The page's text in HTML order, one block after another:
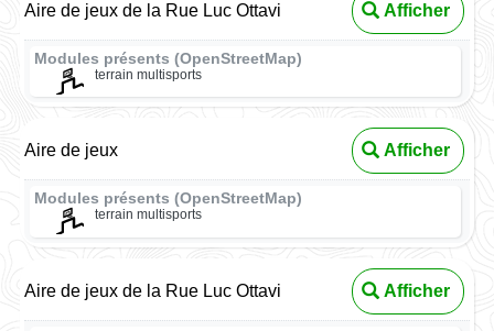
Aire de jeux de la Rue Luc Ottavi Afficher
Modules présents (OpenStreetMap)
terrain multisports
Aire de jeux Afficher
Modules présents (OpenStreetMap)
terrain multisports
Aire de jeux de la Rue Luc Ottavi Afficher